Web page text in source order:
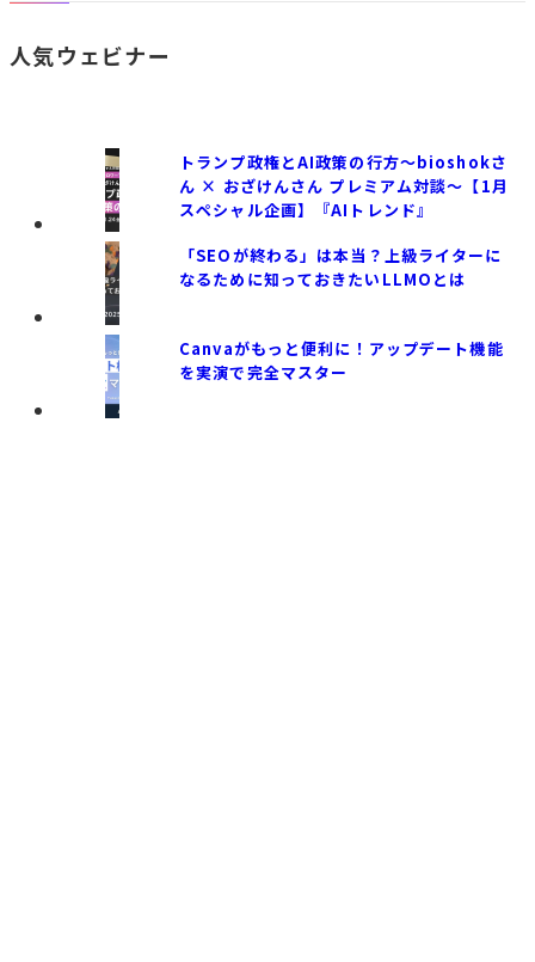
人気ウェビナー
トランプ政権とAI政策の行方〜bioshokさ
ん × おざけんさん プレミアム対談〜【1月
スペシャル企画】『AIトレンド』
「SEOが終わる」は本当？上級ライターに
なるために知っておきたいLLMOとは
Canvaがもっと便利に！アップデート機能
を実演で完全マスター